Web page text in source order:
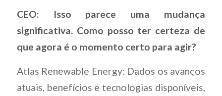
CEO: Isso parece uma mudança
significativa. Como posso ter certeza de
que agora é o momento certo para agir?
Atlas Renewable Energy: Dados os avanços
atuais, benefícios e tecnologias disponíveis,